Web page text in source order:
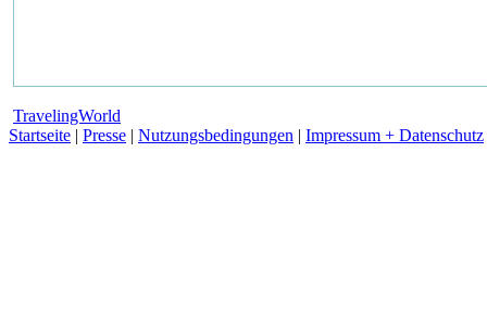
TravelingWorld
Startseite | Presse | Nutzungsbedingungen | Impressum + Datenschutz